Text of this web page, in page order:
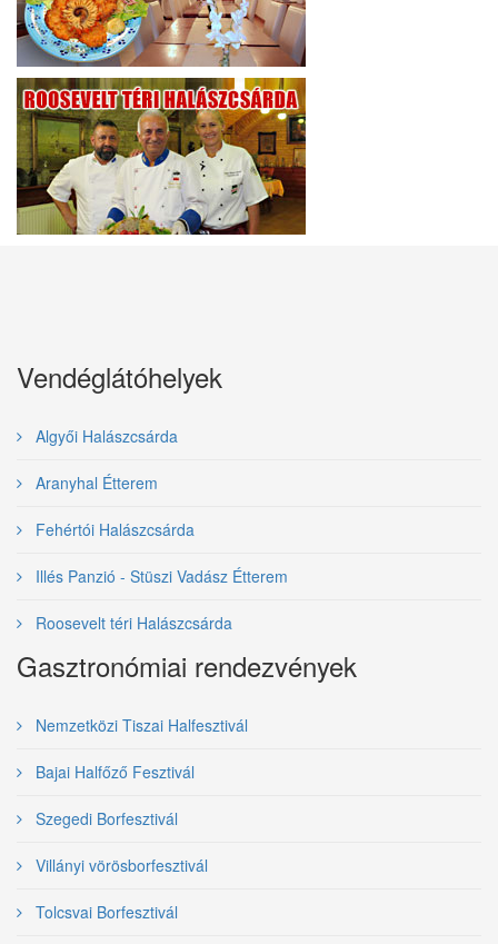
Vendéglátóhelyek
Algyői Halászcsárda
Aranyhal Étterem
Fehértói Halászcsárda
Illés Panzió - Stüszi Vadász Étterem
Roosevelt téri Halászcsárda
Gasztronómiai rendezvények
Nemzetközi Tiszai Halfesztivál
Bajai Halfőző Fesztivál
Szegedi Borfesztivál
Villányi vörösborfesztivál
Tolcsvai Borfesztivál